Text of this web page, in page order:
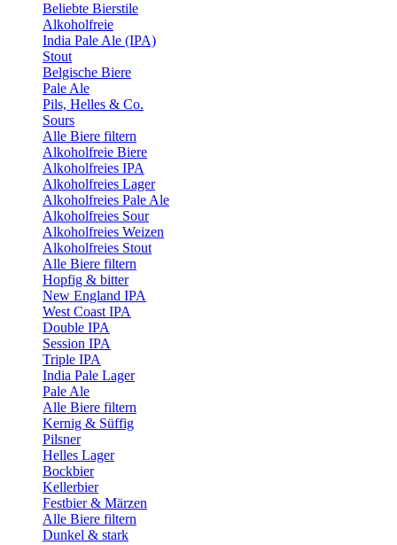
Beliebte Bierstile
Alkoholfreie
India Pale Ale (IPA)
Stout
Belgische Biere
Pale Ale
Pils, Helles & Co.
Sours
Alle Biere filtern
Alkoholfreie Biere
Alkoholfreies IPA
Alkoholfreies Lager
Alkoholfreies Pale Ale
Alkoholfreies Sour
Alkoholfreies Weizen
Alkoholfreies Stout
Alle Biere filtern
Hopfig & bitter
New England IPA
West Coast IPA
Double IPA
Session IPA
Triple IPA
India Pale Lager
Pale Ale
Alle Biere filtern
Kernig & Süffig
Pilsner
Helles Lager
Bockbier
Kellerbier
Festbier & Märzen
Alle Biere filtern
Dunkel & stark